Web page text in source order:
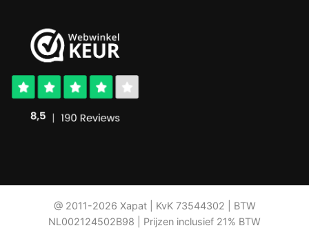
@ 2011-2026 Xapat | KvK 73544302 | BTW
NL002124502B98 | Prijzen inclusief 21% BTW